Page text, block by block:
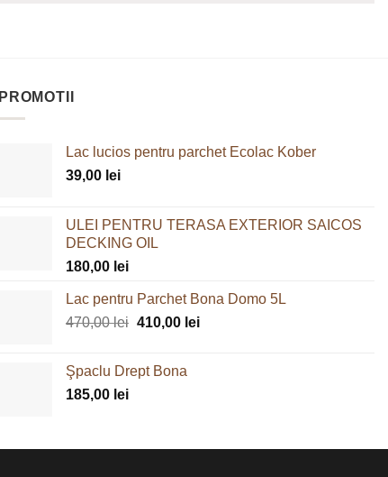
PROMOTII
Lac lucios pentru parchet Ecolac Kober
39,00 lei
ULEI PENTRU TERASA EXTERIOR SAICOS
DECKING OIL
180,00 lei
Lac pentru Parchet Bona Domo 5L
470,00lei Prețul
fost:
410,00 leiPrețul
Şpaclu Drept Bona
185,00 lei